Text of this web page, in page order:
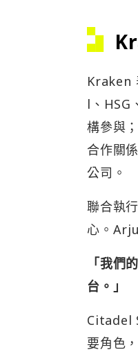
Kraken
l、
構參與
合作關
公司。
聯合執
心。
「我們
台。」
Citadel
要角色